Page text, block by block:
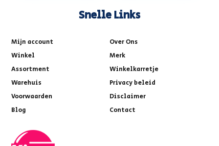
Snelle Links
Mijn account
Over Ons
Winkel
Merk
Assortment
Winkelkarretje
Warehuis
Privacy beleid
Voorwaarden
Disclaimer
Blog
Contact